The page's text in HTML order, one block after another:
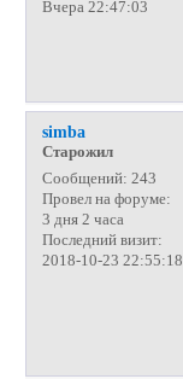
Вчера 22:47:03
simba
Старожил
Сообщений: 243
Провел на форуме:
3 дня 2 часа
Последний визит:
2018-10-23 22:55:18